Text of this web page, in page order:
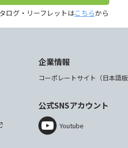
ログ・リーフレットはこちらから
企業情報
コーポレートサイト（日本語版
公式SNSアカウント
Youtube